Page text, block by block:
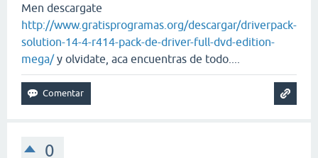
Men descargate
http://www.gratisprogramas.org/descargar/driverpack-
solution-14-4-r414-pack-de-driver-full-dvd-edition-
mega/y olvidate, aca encuentras de todo....
0